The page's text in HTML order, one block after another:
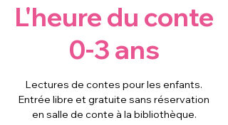
L'heure du conte
0-3 ans
Lectures de contes pour les enfants.
Entrée libre et gratuite sans réservation
en salle de conte à la bibliothèque.